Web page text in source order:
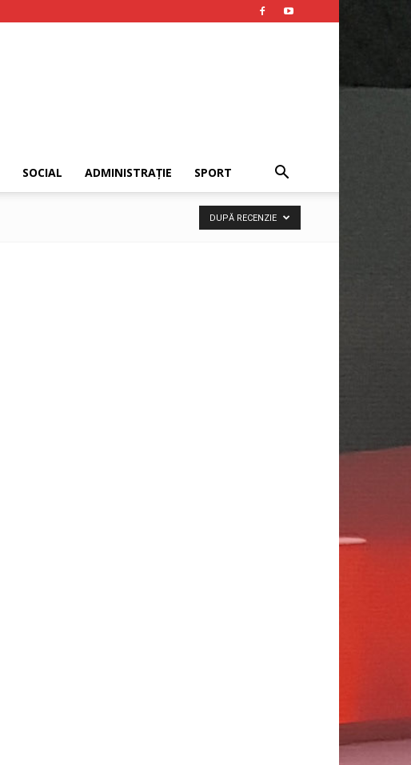
SOCIAL ADMINISTRAȚIE SPORT
DUPĂ RECENZIE